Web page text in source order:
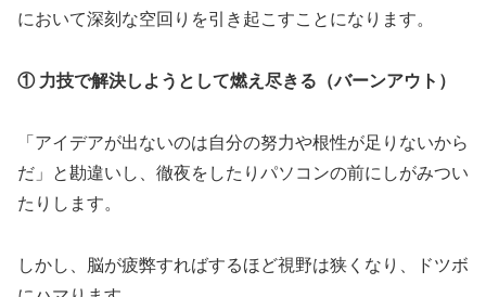
において深刻な空回りを引き起こすことになります。
① 力技で解決しようとして燃え尽きる（バーンアウト）
「アイデアが出ないのは自分の努力や根性が足りないから
だ」と勘違いし、徹夜をしたりパソコンの前にしがみつい
たりします。
しかし、脳が疲弊すればするほど視野は狭くなり、ドツボ